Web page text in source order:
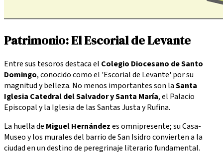
Patrimonio: El Escorial de Levante
Entre sus tesoros destaca el Colegio Diocesano de Santo
Domingo, conocido como el 'Escorial de Levante' por su
magnitud y belleza. No menos importantes son laSanta
Iglesia Catedral del Salvador y Santa María, el Palacio
Episcopal y la Iglesia de las Santas Justa y Rufina.
La huella de Miguel Hernándezes omnipresente; su Casa-
Museo y los murales del barrio de San Isidro convierten a la
ciudad en un destino de peregrinaje literario fundamental.